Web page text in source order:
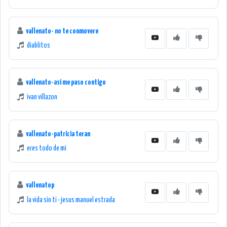
vallenato- no te conmovere
diablitos
vallenato-asi me paso contigo
ivan villazon
vallenato-patricia teran
eres todo de mi
vallenatop
la vida sin ti - jesus manuel estrada